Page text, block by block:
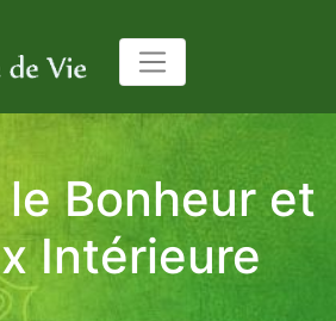
Bonheur et
Intérieure